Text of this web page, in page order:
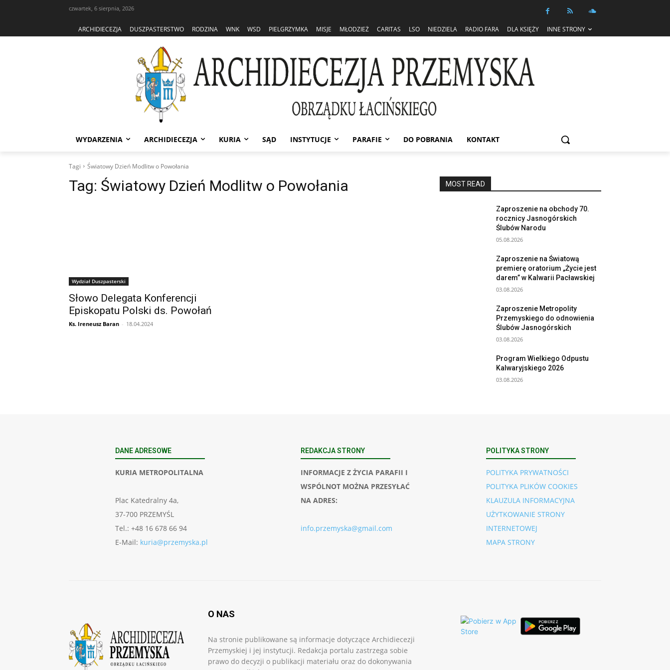
czwartek, 6 sierpnia, 2026
ARCHIDIECEZJA DUSZPASTERSTWO RODZINA WNK WSD PIELGRZYMKA MISJE MŁODZIEŻ CARITAS LSO NIEDZIELA RADIO FARA DLA KSIĘŻY INNE STRONY
WYDARZENIA ARCHIDIECEZJA KURIA SĄD INSTYTUCJE PARAFIE DO POBRANIA KONTAKT
Tagi Światowy Dzień Modlitw o Powołania
Tag: Światowy Dzień Modlitw o Powołania
Wydział Duszpasterski
Słowo Delegata Konferencji
Episkopatu Polski ds. Powołań
Ks. Ireneusz Baran - 18.04.2024
MOST READ
Zaproszenie na obchody 70.
rocznicy Jasnogórskich
Ślubów Narodu
05.08.2026
Zaproszenie na Światową
premierę oratorium „Życie jest
darem” w Kalwarii Pacławskiej
03.08.2026
Zaproszenie Metropolity
Przemyskiego do odnowienia
Ślubów Jasnogórskich
03.08.2026
Program Wielkiego Odpustu
Kalwaryjskiego 2026
03.08.2026
DANE ADRESOWE
KURIA METROPOLITALNA
Plac Katedralny 4a,
37-700 PRZEMYŚL
Tel.: +48 16 678 66 94
E-Mail: kuria@przemyska.pl
REDAKCJA STRONY
INFORMACJE Z ŻYCIA PARAFII I
WSPÓLNOT MOŻNA PRZESYŁAĆ
NA ADRES:
info.przemyska@gmail.com
POLITYKA STRONY
POLITYKA PRYWATNOŚCI
POLITYKA PLIKÓW COOKIES
KLAUZULA INFORMACYJNA
UŻYTKOWANIE STRONY
INTERNETOWEJ
MAPA STRONY
O NAS
Na stronie publikowane są informacje dotyczące Archidiecezji
Przemyskiej i jej instytucji. Redakcja portalu zastrzega sobie
prawo do decyzji o publikacji materiału oraz do dokonywania